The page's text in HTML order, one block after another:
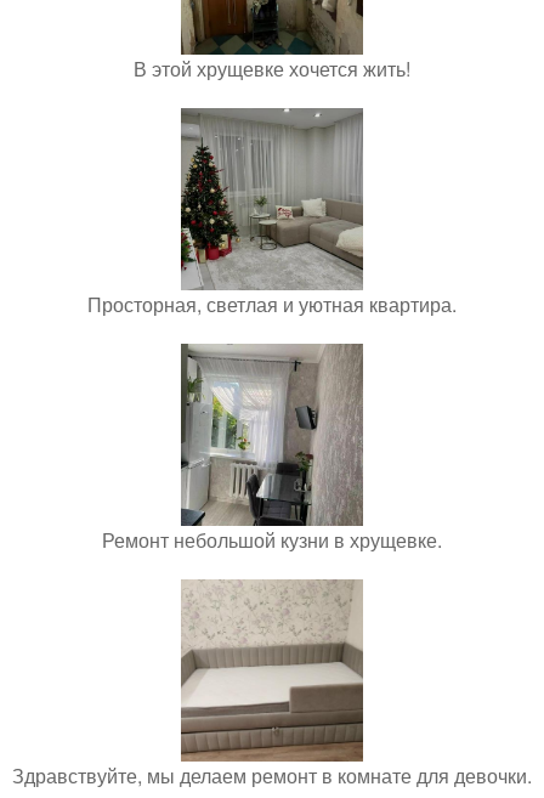
В этой хрущевке хочется жить!
Просторная, светлая и уютная квартира.
Ремонт небольшой кузни в хрущевке.
Здравствуйте, мы делаем ремонт в комнате для девочки.